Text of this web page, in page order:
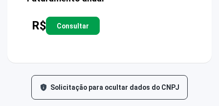
R$ Consultar
Solicitação para ocultar dados do CNPJ